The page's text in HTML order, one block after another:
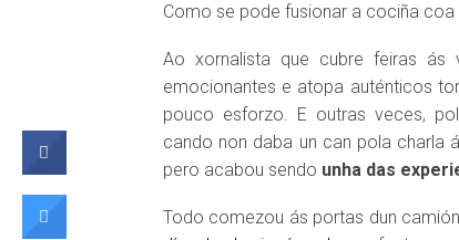
Como se pode fusionar a cociña
Ao xornalista que cubre feiras ás
emocionantes e atopa auténticos
pouco esforzo. E outras veces,
cando non daba un can pola charla
pero acabou sendo unha das
Todo comezou ás portas dun